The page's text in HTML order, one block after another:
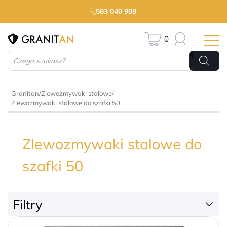
583 040 908
Wyszukiwarka
produktów
0
Granitan/Zlewozmywaki stalowe/
Zlewozmywaki stalowe do szafki 50
Zlewozmywaki stalowe do
szafki 50
Filtry
129 zł 700 zł